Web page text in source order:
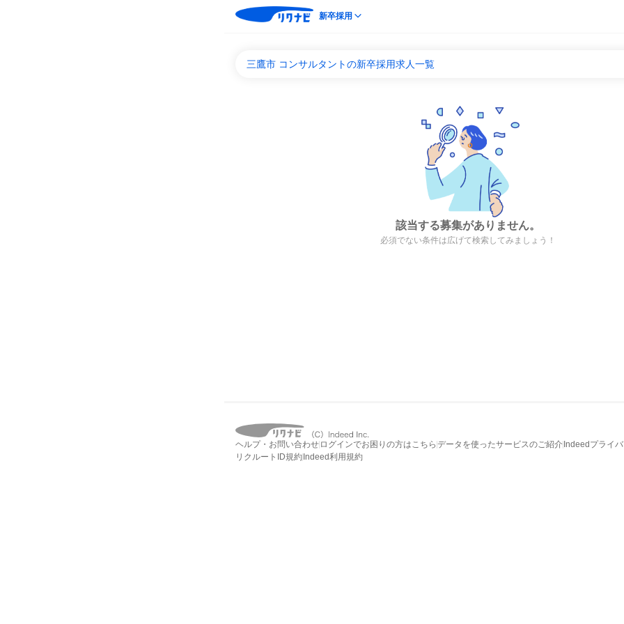
新卒採用
三鷹市 コンサルタントの新卒採用求人一覧
該当する募集がありません。
必須でない条件は広げて検索してみましょう！
ヘルプ・お問い合わせ ログインでお困りの方はこちら データを使ったサービスのご紹介 Indeedプライ
リクルートID規約 Indeed利用規約